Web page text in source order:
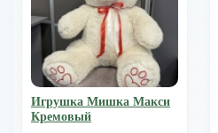
Игрушка Мишка Mакси
Кремовый